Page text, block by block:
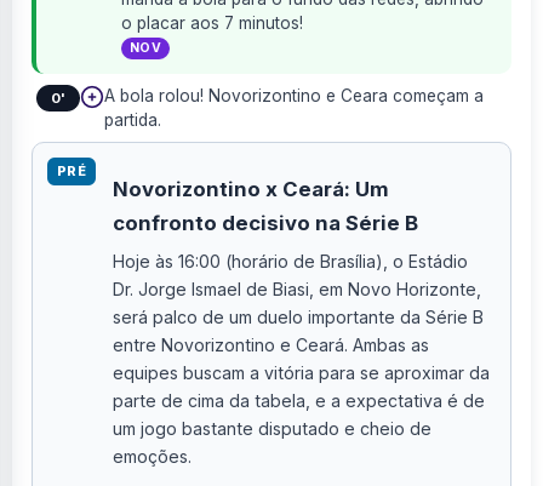
o placar aos 7 minutos!
NOV
0'
A bola rolou! Novorizontino e Ceara começam a
partida.
PRÉ
Novorizontino x Ceará: Um
confronto decisivo na Série B
Hoje às 16:00 (horário de Brasília), o Estádio
Dr. Jorge Ismael de Biasi, em Novo Horizonte,
será palco de um duelo importante da Série B
entre Novorizontino e Ceará. Ambas as
equipes buscam a vitória para se aproximar da
parte de cima da tabela, e a expectativa é de
um jogo bastante disputado e cheio de
emoções.